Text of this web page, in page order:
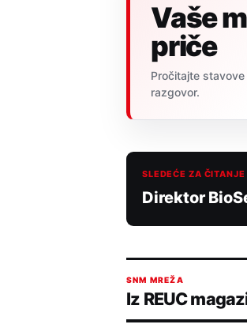
Vaše
priče
Pročitajte
razgovor.
SLEDEĆE ZA ČITANJE
Direktor
SNM MREŽA
Iz REUC